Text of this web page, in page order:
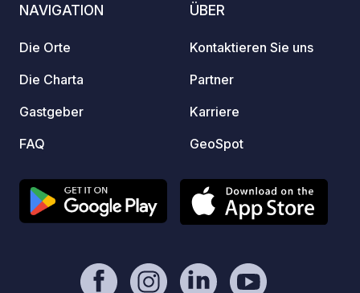
NAVIGATION
Die Orte
Die Charta
Gastgeber
FAQ
ÜBER
Kontaktieren Sie uns
Partner
Karriere
GeoSpot